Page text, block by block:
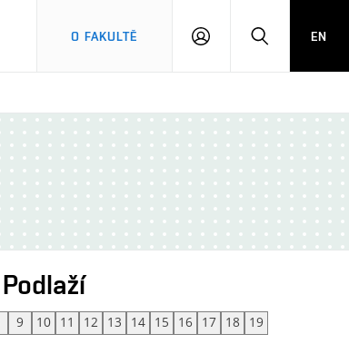
O FAKULTĚ
PŘIHLÁŠENÍHLEDAT
EN
Podlaží
9 10 11 12 13 14 15 16 17 18 19